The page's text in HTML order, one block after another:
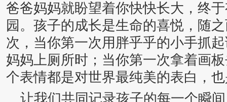
爸爸妈妈就盼望着你快快长大，终
园。孩子的成长是生命的喜悦，随
次，当你第一次用胖乎乎的小手抓
妈妈上厕所时；当你第一次拿着画
个表情都是对世界最纯美的表白，
让我们共同记录孩子的每一个瞬